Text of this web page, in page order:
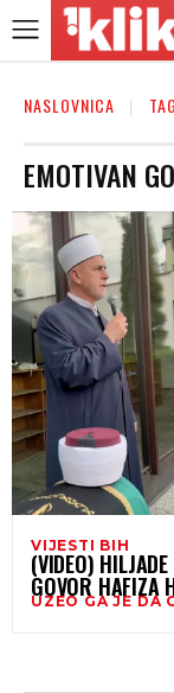
NASLOVNICA
EMOTIVAN
VIJESTI BIH
(VIDEO)
GOVOR HAFIZA
SVOME SINU
UZEO GA JE DA